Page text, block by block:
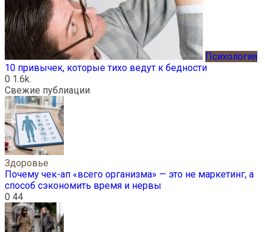
Психология
10 привычек, которые тихо ведут к бедности
0 1.6k.
Свежие публиации
Здоровье
Почему чек-ап «всего организма» — это не маркетинг, а
способ сэкономить время и нервы
0 44